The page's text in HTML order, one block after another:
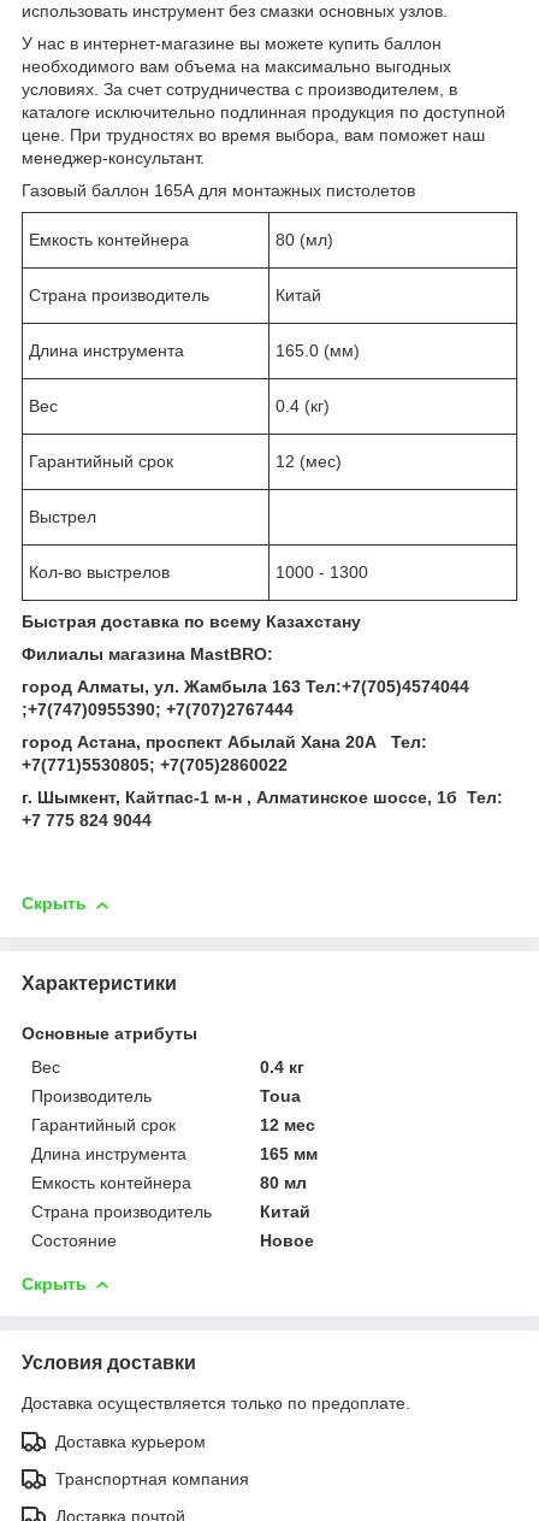
использовать инструмент без смазки основных узлов.
У нас в интернет-магазине вы можете купить баллон
необходимого вам объема на максимально выгодных
условиях. За счет сотрудничества с производителем, в
каталоге исключительно подлинная продукция по доступной
цене. При трудностях во время выбора, вам поможет наш
менеджер-консультант.
Газовый баллон 165А для монтажных пистолетов
Емкость контейнера 80 (мл)
Страна производитель Китай
Длина инструмента 165.0 (мм)
Вес 0.4 (кг)
Гарантийный срок 12 (мес)
Выстрел
Кол-во выстрелов 1000 - 1300
Быстрая доставка по всему Казахстану
Филиалы магазина MastBRO:
город Алматы, ул. Жамбыла 163 Тел:+7(705)4574044
;+7(747)0955390; +7(707)2767444
город Астана, проспект Абылай Хана 20А
Тел:
+7(771)5530805; +7(705)2860022
г. Шымкент, Кайтпас-1 м-н , Алматинское шоссе, 1б Тел:
+7 775 824 9044
Скрыть
Характеристики
Основные атрибуты
Вес
0.4 кг
Производитель
Toua
Гарантийный срок
12 мес
Длина инструмента
165 мм
Емкость контейнера
80 мл
Страна производитель
Китай
Состояние
Новое
Скрыть
Условия доставки
Доставка осуществляется только по предоплате.
Доставка курьером
Транспортная компания
Доставка почтой